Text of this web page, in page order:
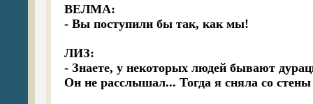
ВЕЛМА:
- Вы поступили бы так, как мы!
ЛИЗ:
- Знаете, у некоторых людей бывают
Он не расслышал... Тогда я сняла со